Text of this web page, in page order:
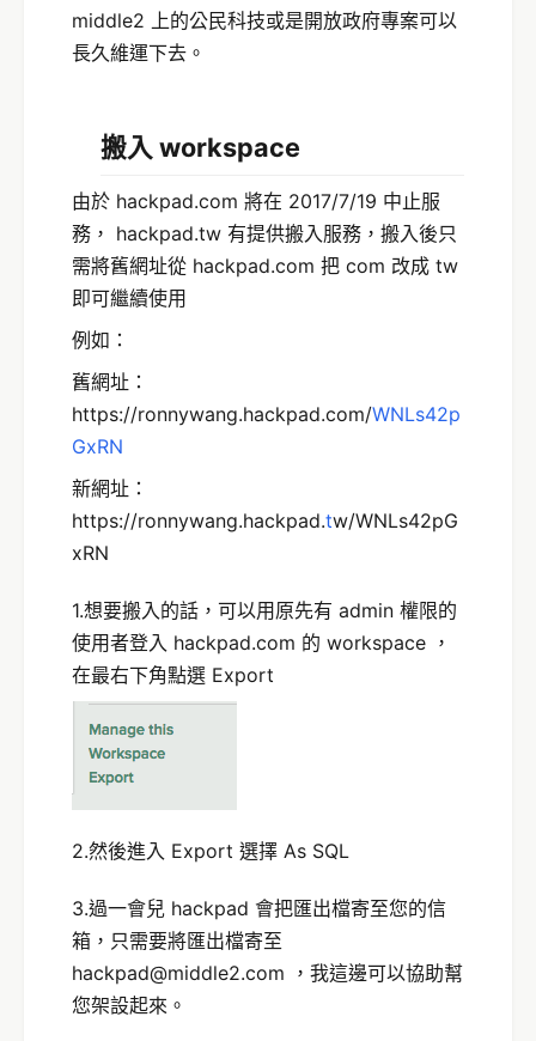
middle2 上的公民科技或是開放政府專案可以
長久維運下去。
搬入 workspace
由於 hackpad.com 將在 2017/7/19 中止服
務， hackpad.tw 有提供搬入服務，搬入後只
需將舊網址從 hackpad.com 把 com 改成 tw
即可繼續使用
例如：
舊網址：
https://ronnywang.hackpad.com/WNLs42p
GxRN
新網址：
https://ronnywang.hackpad.tw/WNLs42pG
xRN
1.想要搬入的話，可以用原先有 admin 權限的
使用者登入 hackpad.com 的 workspace ，
在最右下角點選 Export
2.然後進入 Export 選擇 As SQL
3.過一會兒 hackpad 會把匯出檔寄至您的信
箱，只需要將匯出檔寄至
hackpad@middle2.com ，我這邊可以協助幫
您架設起來。